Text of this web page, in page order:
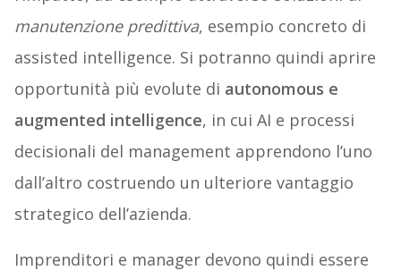
manutenzione predittiva, esempio concreto di
assisted intelligence. Si potranno quindi aprire
opportunità più evolute di autonomous e
augmented intelligence, in cui AI e processi
decisionali del management apprendono l’uno
dall’altro costruendo un ulteriore vantaggio
strategico dell’azienda.
Imprenditori e manager devono quindi essere